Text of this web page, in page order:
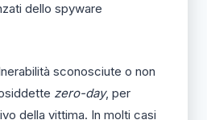
dello spyware
sconosciute o non
zero-day, per
della vittima. In molti casi